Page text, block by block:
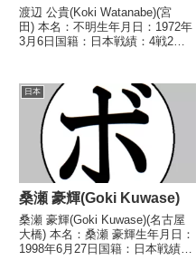
渡辺 公貴(Koki Watanabe)(宮
田) 本名：不明生年月日：1972年
3月6日国籍：日本戦績：4戦2勝
○2RKO 松本 秀夫(高
崎)1992/06/08 ○1R...
日本
桑瀬 豪輝(Goki Kuwase)
桑瀬 豪輝(Goki Kuwase)(名古屋
大橋) 本名：桑瀬 豪輝生年月日：
1998年6月27日国籍：日本戦績：